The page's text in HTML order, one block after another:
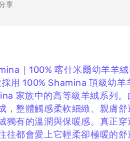
享
｜100% 喀什米爾幼羊羊
採用 100% Shamina 頂級幼羊
家族中的高等級羊絨系列。
，整體觸感柔軟細緻、親膚舒
獨有的溫潤與保暖感。 真正
往都會愛上它輕柔卻極暖的舒